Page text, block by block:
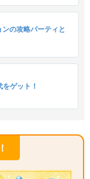
の攻略パーティと
ゲット！